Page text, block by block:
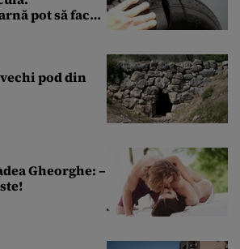
pot să facă
pod din
Gheorghe: –